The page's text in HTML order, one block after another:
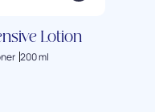
Lotion
200 ml